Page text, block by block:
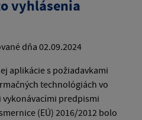
vyhlásenia
dňa 02.09.2024
aplikácie s požiadavkami
technológiách vo
predpismi
(EÚ) 2016/2012 bolo